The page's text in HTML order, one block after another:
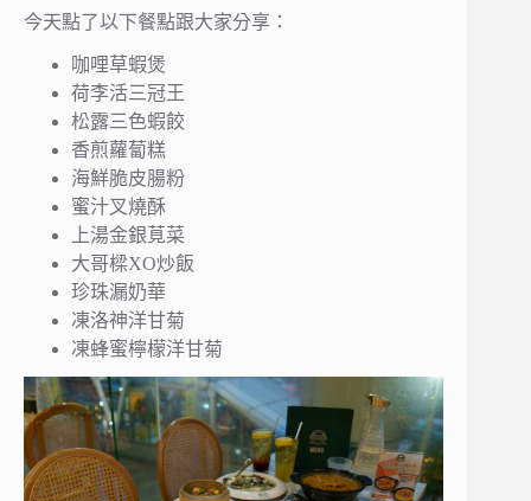
今天點了以下餐點跟大家分享：
咖哩草蝦煲
荷李活三冠王
松露三色蝦餃
香煎蘿蔔糕
海鮮脆皮腸粉
蜜汁叉燒酥
上湯金銀莧菜
大哥樑XO炒飯
珍珠漏奶華
凍洛神洋甘菊
凍蜂蜜檸檬洋甘菊